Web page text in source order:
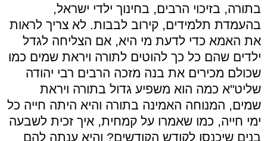
בתורה, בזיכוי הרבים, בחינוך ילדי ישראל,
בהעמדת תלמידים, קירוב לבבות. לא צריך לראות
את האמא כדי לדעת מי היא, אם הצליחה לגדל
ילדים שהם כל כך להוטים לתורה ויראת שמים כמו
שכולם מכירים את בנה מזכה הרבים רבי יהודה
שליט"א כמה הוא משפיע גדול בתורה ויראת
שמים, המנוחה האמינה בתורה והיא היתה חייה כל
ימי חייה, כמו שאמרו על קמחית, איך זכית לשבעה
בנים שיכנסו לקודש הקודשים? והיא ענתה להם